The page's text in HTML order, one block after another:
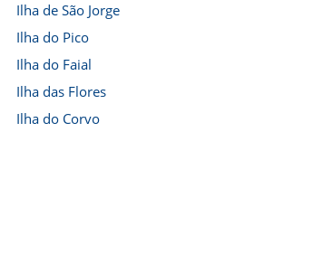
Ilha de São Jorge
Ilha do Pico
Ilha do Faial
Ilha das Flores
Ilha do Corvo